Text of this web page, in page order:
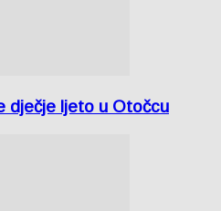
dječje ljeto u Otočcu